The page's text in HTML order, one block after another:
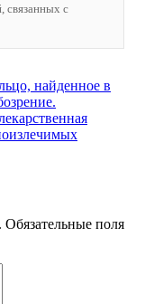
связанных с
найденное в
Обязательные поля